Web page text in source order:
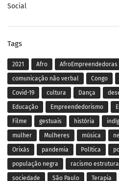
Social
Tags
2021 Afro AfroEmpreendedoras
comunicação não verbal Congo
Covid-19 cultura Dança
Educação Empreendedorismo
Filme gestuais história
mulher Mulheres música
Orixás pandemia Política
população negra racismo
sociedade São Paulo Terapia